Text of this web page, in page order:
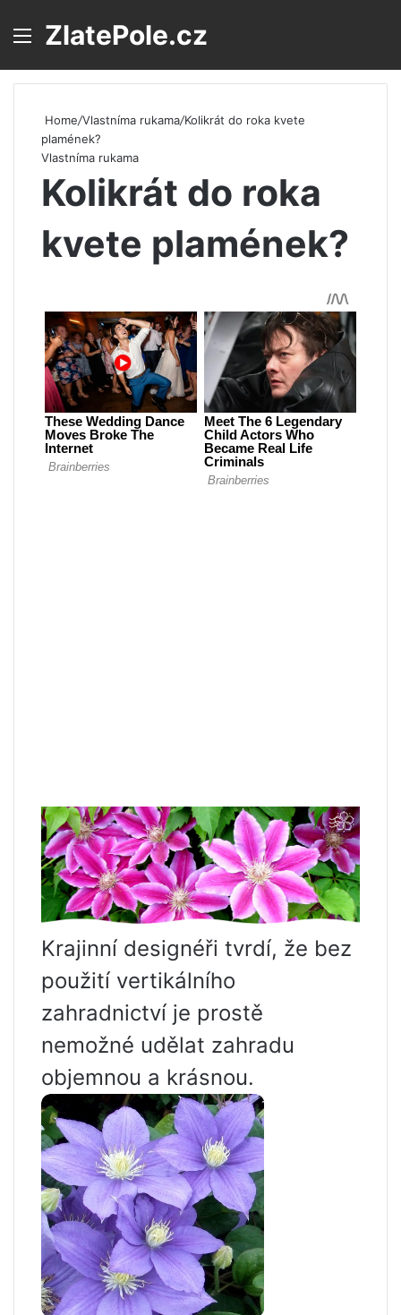
Menu
ZlatePole.cz
Home/Vlastníma rukama/Kolikrát do roka kvete
plamének?
Vlastníma rukama
Kolikrát do roka
kvete plamének?
Krajinní designéři tvrdí, že bez
použití vertikálního
zahradnictví je prostě
nemožné udělat zahradu
objemnou a krásnou.